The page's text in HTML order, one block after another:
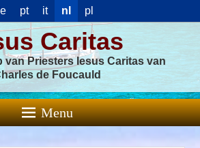
pt it nl pl
Caritas
van Priesters Iesus Caritas van
de Foucauld
Menu